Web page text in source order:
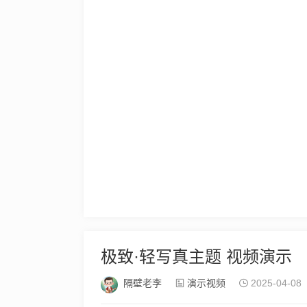
极致·轻写真主题 视频演示
隔壁老李 演示视频 2025-04-08